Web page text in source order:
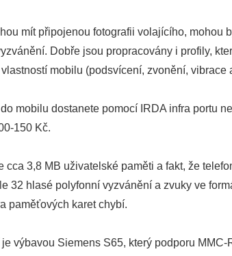
mít připojenou fotografii volajícího, mohou
Dobře jsou propracovány i profily,
mobilu (podsvícení, zvonění, vibrace
mobilu dostanete pomocí IRDA infra portu
150 Kč.
cca 3,8 MB uživatelské paměti a fakt, že
32 hlasé polyfonní vyzvánění a zvuky ve
paměťových karet chybí.
výbavou Siemens S65, který podporu